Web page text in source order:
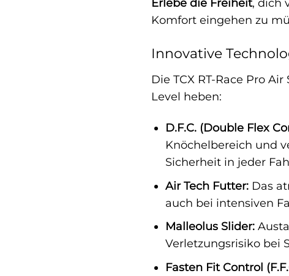
Erlebe die Freiheit, dich
Komfort eingehen zu
Innovative
Die TCX RT-Race Pro
Level heben:
D.F.C. (Double Flex
Knöchelbereich und
Sicherheit in jeder
Air Tech Futter:Das
auch bei intensiven
Malleolus Slider:
Verletzungsrisiko bei
Fasten Fit Control